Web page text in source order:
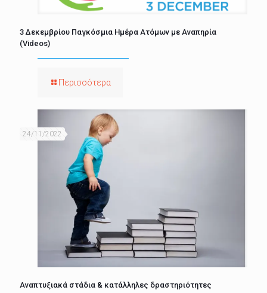
3 Δεκεμβρίου Παγκόσμια Ημέρα Ατόμων με Αναπηρία
(Videos)
Περισσότερα
24/11/2022
Αναπτυξιακά στάδια & κατάλληλες δραστηριότητες